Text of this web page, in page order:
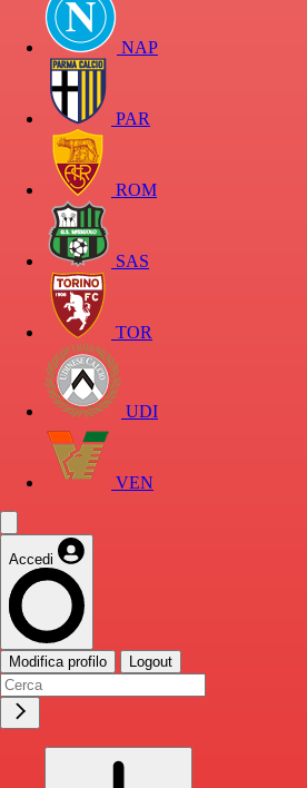
NAP
PAR
ROM
SAS
TOR
UDI
VEN
Accedi
Modifica profilo Logout